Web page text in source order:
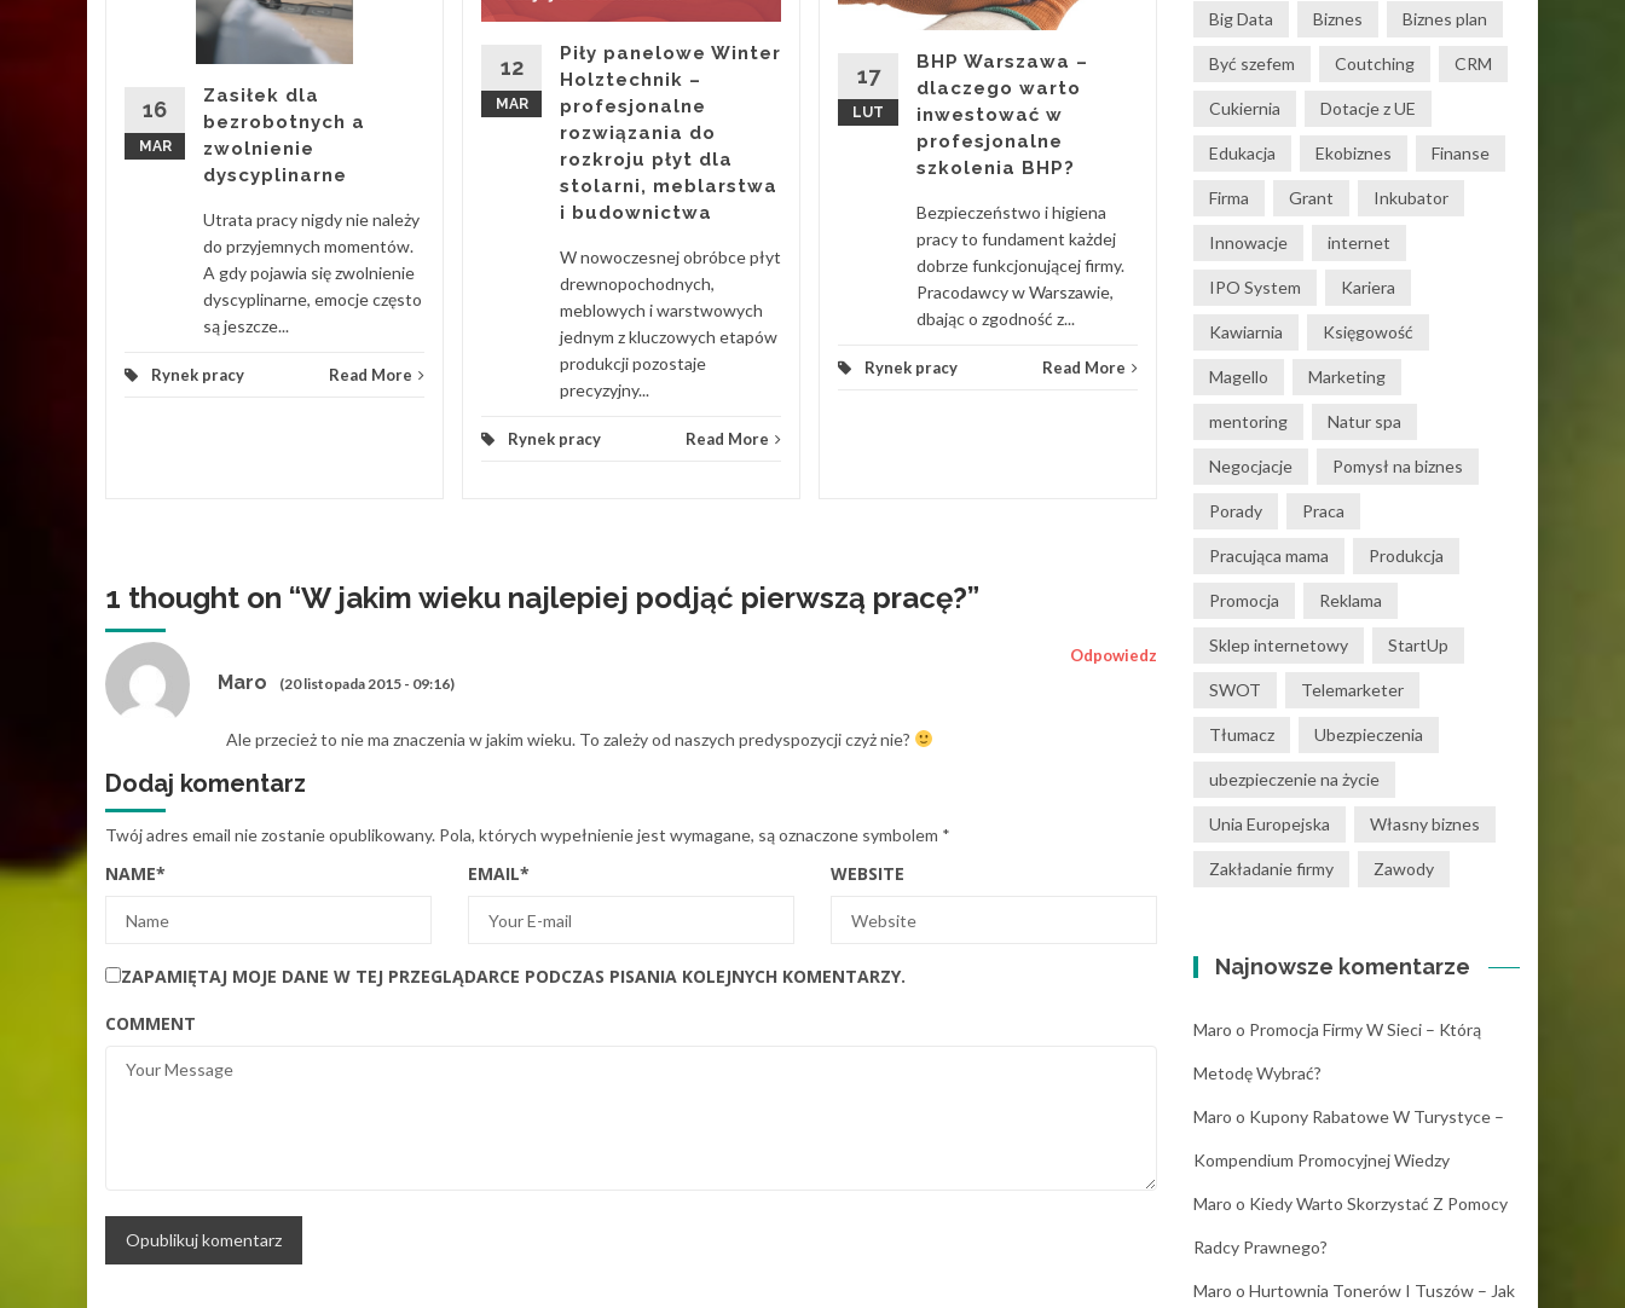
16
MAR
Zasiłek dla
bezrobotnych a
zwolnienie
dyscyplinarne
Utrata pracy nigdy nie należy
do przyjemnych momentów.
A gdy pojawia się zwolnienie
dyscyplinarne, emocje często
są jeszcze...
Rynek pracy Read More
12
MAR
Piły panelowe Winter
Holztechnik –
profesjonalne
rozwiązania do
rozkroju płyt dla
stolarni, meblarstwa
i budownictwa
W nowoczesnej obróbce płyt
drewnopochodnych,
meblowych i warstwowych
jednym z kluczowych etapów
produkcji pozostaje
precyzyjny...
Rynek pracy Read More
17
LUT
BHP Warszawa –
dlaczego warto
inwestować w
profesjonalne
szkolenia BHP?
Bezpieczeństwo i higiena
pracy to fundament każdej
dobrze funkcjonującej firmy.
Pracodawcy w Warszawie,
dbając o zgodność z...
Rynek pracy Read More
położone miasto w
wielkopolskim, nie tylko
historycznym dziedzictwem i
urokliwymi...
Rynek pracy Read More
1 thought on “W jakim wieku najlepiej podjąć pierwszą pracę?”
Maro (20 listopada 2015 - 09:16)
Odpowiedz
Ale przecież to nie ma znaczenia w jakim wieku. To zależy od naszych predyspozycji czyż nie?
Dodaj komentarz
Twój adres email nie zostanie opublikowany. Pola, których wypełnienie jest wymagane, są oznaczone symbolem *
NAME* EMAIL* WEBSITE
ZAPAMIĘTAJ MOJE DANE W TEJ PRZEGLĄDARCE PODCZAS PISANIA KOLEJNYCH KOMENTARZY.
COMMENT
Big Data Biznes Biznes plan
Być szefem Coutching CRM
Cukiernia Dotacje z UE
Edukacja Ekobiznes Finanse
Firma Grant Inkubator
Innowacje internet
IPO System Kariera
Kawiarnia Księgowość
Magello Marketing
mentoring Natur spa
Negocjacje Pomysł na biznes
Porady Praca
Pracująca mama Produkcja
Promocja Reklama
Sklep internetowy StartUp
SWOT Telemarketer
Tłumacz Ubezpieczenia
ubezpieczenie na życie
Unia Europejska Własny biznes
Zakładanie firmy Zawody
Najnowsze komentarze
Maro o Promocja Firmy W Sieci – Którą
Metodę Wybrać?
Maro o Kupony Rabatowe W Turystyce –
Kompendium Promocyjnej Wiedzy
Maro o Kiedy Warto Skorzystać Z Pomocy
Radcy Prawnego?
Maro o Hurtownia Tonerów I Tuszów – Jak